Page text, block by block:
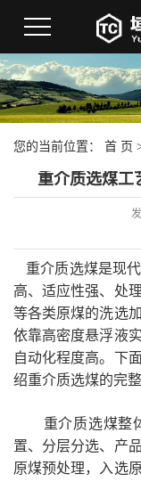
您的当前位置： 首 页
重介质选煤工
重介质选煤是现
高、适应性强、处
等各类原煤的洗选
依靠高密度悬浮液
自动化程度高。下面
绍重介质选煤的完整
重介质选煤整体
置、分层分选、产
原煤预处理，入选